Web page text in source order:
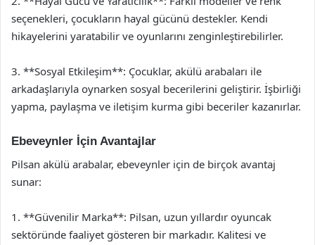
seçenekleri, çocukların hayal gücünü destekler. Kendi
hikayelerini yaratabilir ve oyunlarını zenginleştirebilirler.
3. **Sosyal Etkileşim**: Çocuklar, akülü arabaları ile
arkadaşlarıyla oynarken sosyal becerilerini geliştirir. İşbirliği
yapma, paylaşma ve iletişim kurma gibi beceriler kazanırlar.
Ebeveynler İçin Avantajlar
Pilsan akülü arabalar, ebeveynler için de birçok avantaj
sunar:
1. **Güvenilir Marka**: Pilsan, uzun yıllardır oyuncak
sektöründe faaliyet gösteren bir markadır. Kalitesi ve